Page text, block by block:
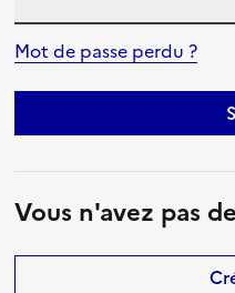
Mot de passe perdu ?
Vous n'avez pas